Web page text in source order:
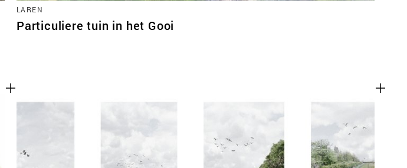
LAREN
Particuliere tuin in het Gooi